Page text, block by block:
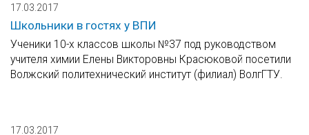
17.03.2017
Школьники в гостях у ВПИ
Ученики 10-х классов школы №37 под руководством
учителя химии Елены Викторовны Красюковой посетили
Волжский политехнический институт (филиал) ВолгГТУ.
17.03.2017